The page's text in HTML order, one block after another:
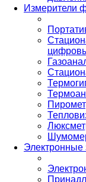
Измерители
Электронные